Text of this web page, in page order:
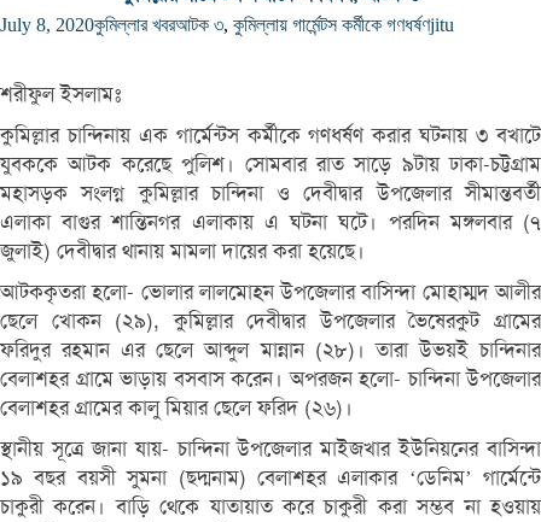
July 8, 2020কুমিল্লার খবরআটক ৩, কুমিল্লায় গার্মেন্টস কর্মীকে গণধর্ষণjitu
শরীফুল ইসলামঃ
কুমিল্লার চান্দিনায় এক গার্মেন্টস কর্মীকে গণধর্ষণ করার ঘটনায় ৩ বখাটে
যুবককে আটক করেছে পুলিশ। সোমবার রাত সাড়ে ৯টায় ঢাকা-চট্টগ্রাম
মহাসড়ক সংলগ্ন কুমিল্লার চান্দিনা ও দেবীদ্বার উপজেলার সীমান্তবর্তী
এলাকা বাগুর শান্তিনগর এলাকায় এ ঘটনা ঘটে। পরদিন মঙ্গলবার (৭
জুলাই) দেবীদ্বার থানায় মামলা দায়ের করা হয়েছে।
আটককৃতরা হলো- ভোলার লালমোহন উপজেলার বাসিন্দা মোহাম্মদ আলীর
ছেলে খোকন (২৯), কুমিল্লার দেবীদ্বার উপজেলার ভৈষেরকুট গ্রামের
ফরিদুর রহমান এর ছেলে আব্দুল মান্নান (২৮)। তারা উভয়ই চান্দিনার
বেলাশহর গ্রামে ভাড়ায় বসবাস করেন। অপরজন হলো- চান্দিনা উপজেলার
বেলাশহর গ্রামের কালু মিয়ার ছেলে ফরিদ (২৬)।
স্থানীয় সূত্রে জানা যায়- চান্দিনা উপজেলার মাইজখার ইউনিয়নের বাসিন্দা
১৯ বছর বয়সী সুমনা (ছদ্মনাম) বেলাশহর এলাকার ‘ডেনিম’ গার্মেন্টে
চাকুরী করেন। বাড়ি থেকে যাতায়াত করে চাকুরী করা সম্ভব না হওয়ায়